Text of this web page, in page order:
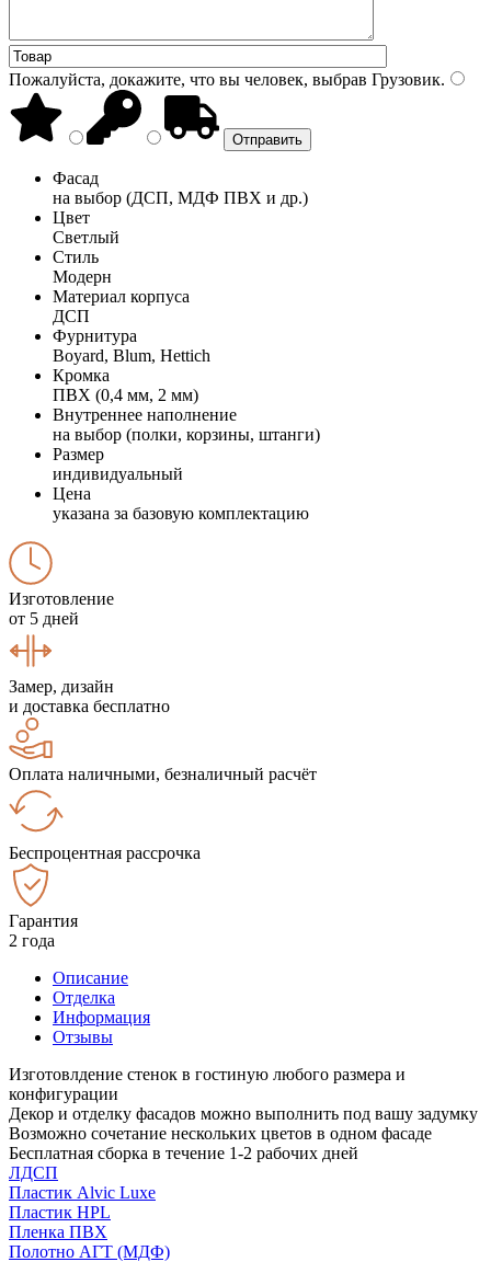
Пожалуйста, докажите, что вы человек, выбрав Грузовик.
Фасад
на выбор (ДСП, МДФ ПВХ и др.)
Цвет
Светлый
Стиль
Модерн
Материал корпуса
ДСП
Фурнитура
Boyard, Blum, Hettich
Кромка
ПВХ (0,4 мм, 2 мм)
Внутреннее наполнение
на выбор (полки, корзины, штанги)
Размер
индивидуальный
Цена
указана за базовую комплектацию
Изготовление
от 5 дней
Замер, дизайн
и доставка бесплатно
Оплата наличными, безналичный расчёт
Беспроцентная рассрочка
Гарантия
2 года
Описание
Отделка
Информация
Отзывы
Изготовлдение стенок в гостиную любого размера и
конфигурации
Декор и отделку фасадов можно выполнить под вашу задумку
Возможно сочетание нескольких цветов в одном фасаде
Бесплатная сборка в течение 1-2 рабочих дней
ЛДСП
Пластик Alvic Luxe
Пластик HPL
Пленка ПВХ
Полотно АГТ (МДФ)